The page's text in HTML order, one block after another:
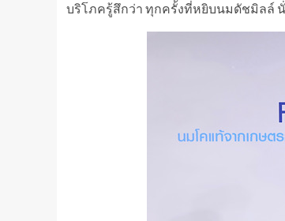
บริโภครู้สึกว่า ทุกครั้งที่หยิบนมดัชมิลล์ นั่